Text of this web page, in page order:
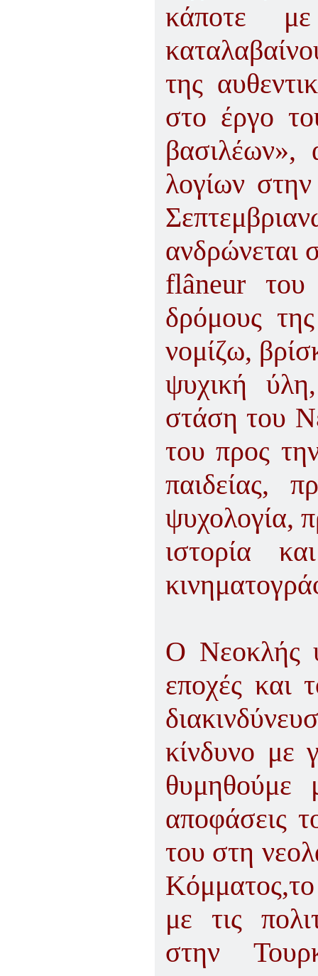
κάποτε
της
στο έργο
λογίων
ανδρώνεται
flâneur του
δρόμους
νομίζω,
ψυχική ύλη
στάση του
του προς
παιδείας,
ψυχολογία,
ιστορία
Ο Νεοκλής
εποχές και
κίνδυνο με
θυμηθούμε
αποφάσεις
του στη
με τις
στην